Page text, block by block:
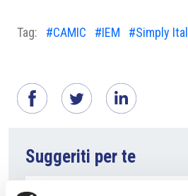
Tag: #CAMIC #IEM #Simply
Suggeriti per te